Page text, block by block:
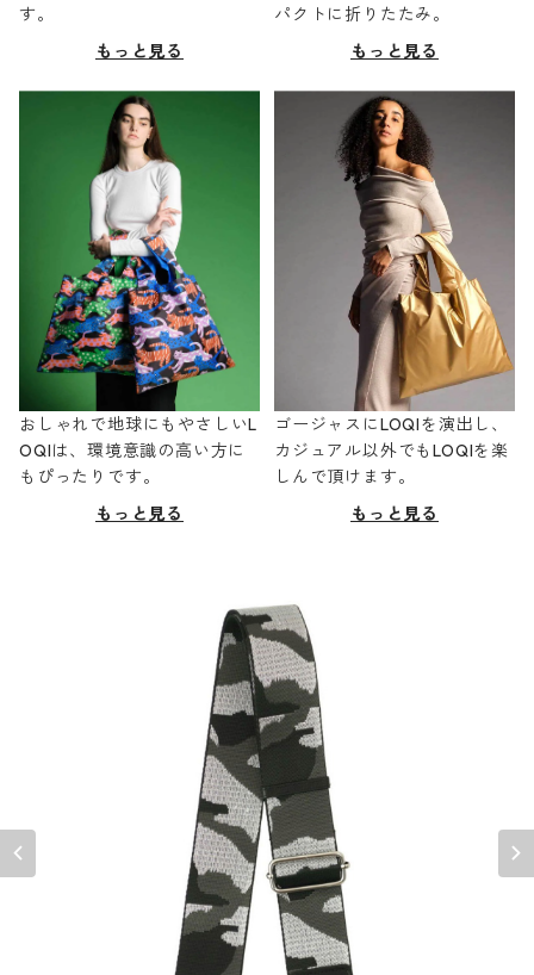
す。
もっと見る
パクトに折りたたみ。
もっと見る
おしゃれで地球にもやさしいL
OQIは、環境意識の高い方に
もぴったりです。
もっと見る
ゴージャスにLOQIを演出し、
カジュアル以外でもLOQIを楽
しんで頂けます。
もっと見る